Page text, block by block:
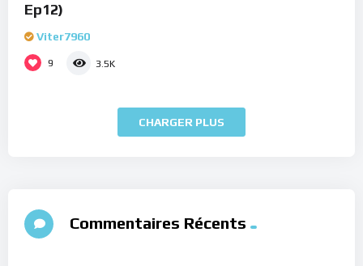
Ep12)
Viter7960
9 3.5K
CHARGER PLUS
Commentaires Récents